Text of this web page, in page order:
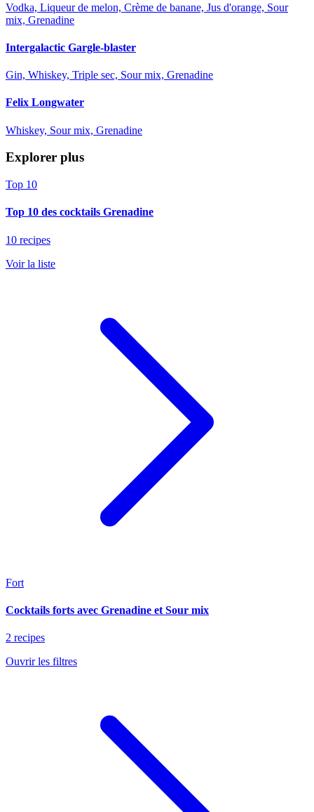
Vodka, Liqueur de melon, Crème de banane, Jus d'orange, Sour
mix, Grenadine
Intergalactic Gargle-blaster
Gin, Whiskey, Triple sec, Sour mix, Grenadine
Felix Longwater
Whiskey, Sour mix, Grenadine
Explorer plus
Top 10
Top 10 des cocktails Grenadine
10 recipes
Voir la liste
Fort
Cocktails forts avec Grenadine et Sour mix
2 recipes
Ouvrir les filtres